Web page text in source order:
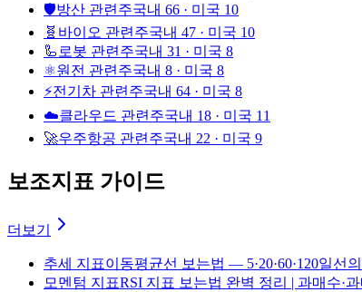
🛡️방산 관련주국내 66 · 미국 10
🧬 바이오 관련주국내 47 · 미국 10
🦾 로봇 관련주국내 31 · 미국 8
⚛️원전 관련주국내 8 · 미국 8
⚡전기차 관련주국내 64 · 미국 8
☁️클라우드 관련주국내 18 · 미국 11
🚀우주항공 관련주국내 22 · 미국 9
보조지표 가이드
더보기
추세 지표이동평균선 보는법 — 5·20·60·120일선
모멘텀 지표RSI 지표 보는법 완벽 정리 | 과매수·